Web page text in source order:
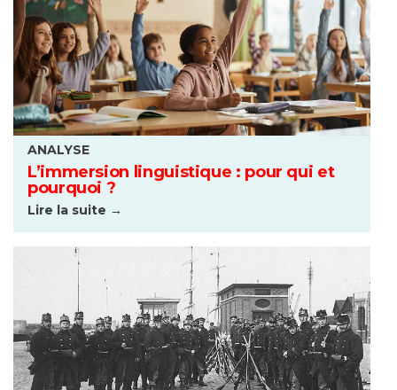
ANALYSE
L’immersion linguistique : pour qui et
pourquoi ?
Lire la suite →